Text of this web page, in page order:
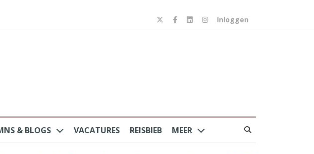
Inloggen
& BLOGS VACATURES REISBIEB MEER